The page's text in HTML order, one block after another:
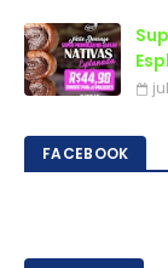
FACEBOOK